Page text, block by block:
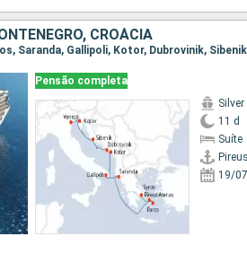
CROÁCIA
Pensão completa
11 d
Suíte
19/